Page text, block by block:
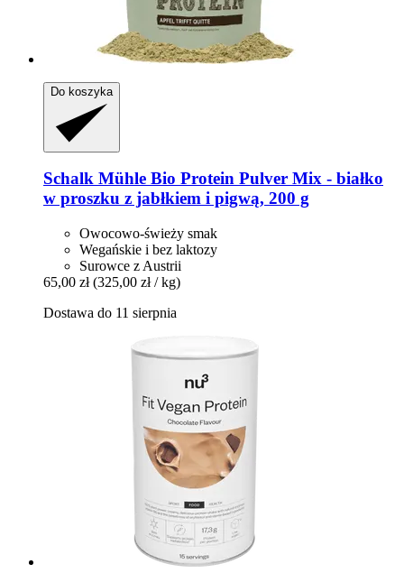
Do koszyka
Schalk Mühle Bio Protein Pulver Mix -​ białko
w proszku z jabłkiem i pigwą, 200 g
Owocowo-świeży smak
Wegańskie i bez laktozy
Surowce z Austrii
65,00 zł (325,00 zł / kg)
Dostawa do 11 sierpnia